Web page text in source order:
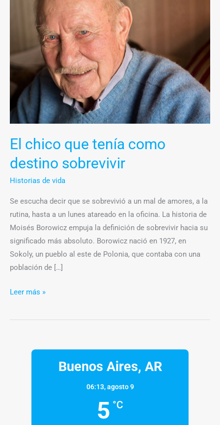
El chico que tenía como
destino sobrevivir
Historias de vida
Se escucha decir que se sobrevivió a un mal de amores, a la
rutina, hasta a un lunes atareado en la oficina. La historia de
Moisés Borowicz empuja la definición de sobrevivir hacia su
significado más absoluto. Borowicz nació en 1927, en
Sokoly, un pueblo al este de Polonia, que contaba con una
población de […]
destino
sobrevivir
Leer más »
Buenos Aires, AR
06:13,agosto 9
5 °C